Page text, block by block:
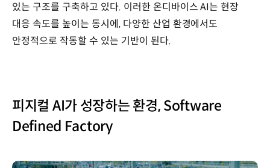
있는 구조를 구축하고 있다. 이러한 온디바이스 AI는 현장
대응 속도를 높이는 동시에, 다양한 산업 환경에서도
안정적으로 작동할 수 있는 기반이 된다.
피지컬 AI가 성장하는 환경, Software
Defined Factory